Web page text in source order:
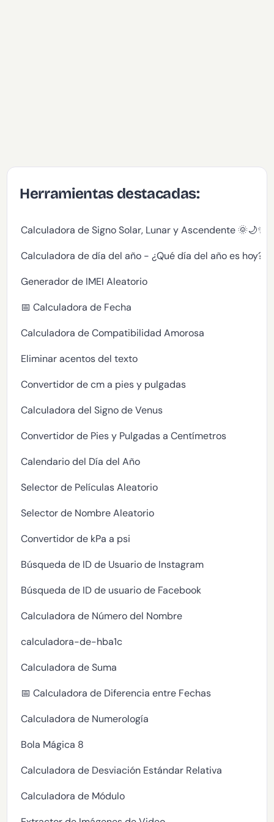
Herramientas destacadas:
Calculadora de Signo Solar, Lunar y Ascendente 🌞🌙✨
Calculadora de día del año - ¿Qué día del año es hoy?
Generador de IMEI Aleatorio
📅 Calculadora de Fecha
Calculadora de Compatibilidad Amorosa
Eliminar acentos del texto
Convertidor de cm a pies y pulgadas
Calculadora del Signo de Venus
Convertidor de Pies y Pulgadas a Centímetros
Calendario del Día del Año
Selector de Películas Aleatorio
Selector de Nombre Aleatorio
Convertidor de kPa a psi
Búsqueda de ID de Usuario de Instagram
Búsqueda de ID de usuario de Facebook
Calculadora de Número del Nombre
calculadora-de-hba1c
Calculadora de Suma
📅 Calculadora de Diferencia entre Fechas
Calculadora de Numerología
Bola Mágica 8
Calculadora de Desviación Estándar Relativa
Calculadora de Módulo